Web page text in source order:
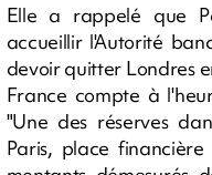
Elle a rappelé que
accueillir l'Autorité
devoir quitter Londres
France compte à
"Une des réserves
Paris, place